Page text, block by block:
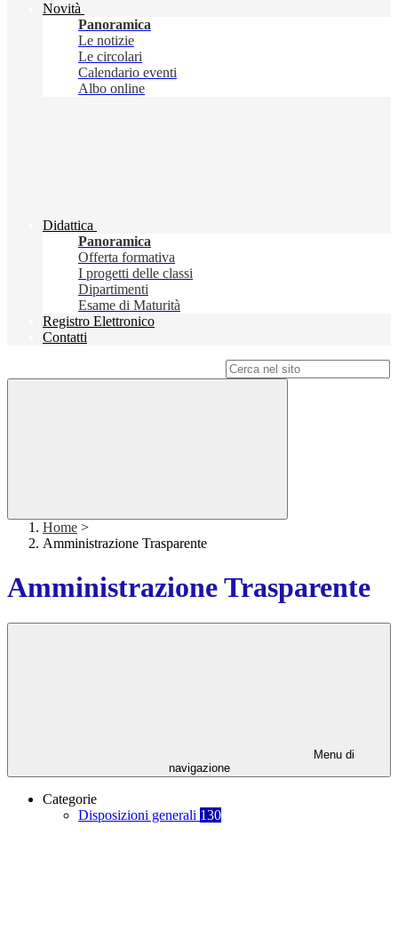
Novità
Panoramica
Le notizie
Le circolari
Calendario eventi
Albo online
Didattica
Panoramica
Offerta formativa
I progetti delle classi
Dipartimenti
Esame di Maturità
Registro Elettronico
Contatti
Home >
Amministrazione Trasparente
Amministrazione Trasparente
Menu di
navigazione
Categorie
Disposizioni generali 130